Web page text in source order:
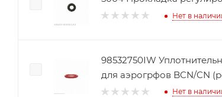
Нет в
98532750IW
для аэрогрфов BCN/CN
Нет в